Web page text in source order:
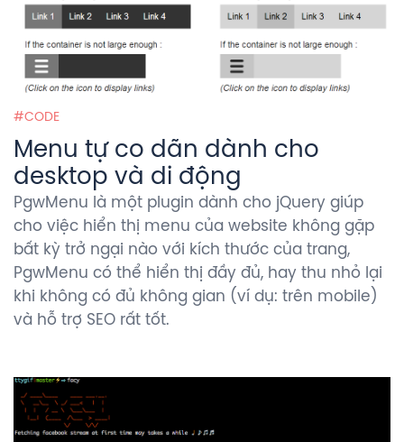
CODE
Menu tự co dãn dành cho
desktop và di động
PgwMenu là một plugin dành cho jQuery giúp
cho việc hiển thị menu của website không gặp
bất kỳ trở ngại nào với kích thước của trang,
PgwMenu có thể hiển thị đầy đủ, hay thu nhỏ lại
khi không có đủ không gian (ví dụ: trên mobile)
và hỗ trợ SEO rất tốt.